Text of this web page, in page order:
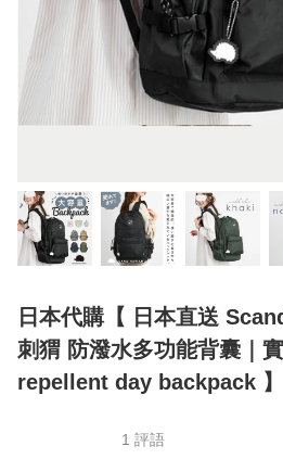
日本代購【 日本直送
刺猬 防潑水多功能背囊｜
repellent day backpack 】
1 評語